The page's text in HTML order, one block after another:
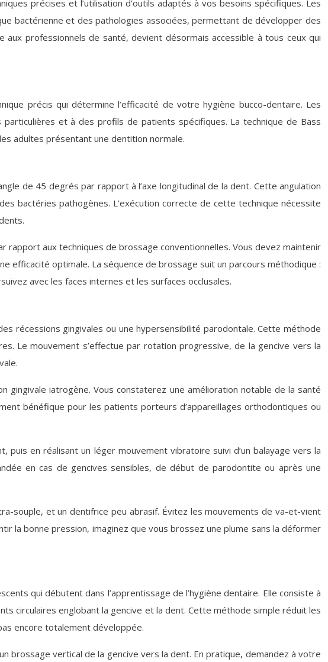
précises et l’utilisation d’outils adaptés à vos besoins spécifiques. Les
bactérienne et des pathologies associées, permettant de développer des
professionnels de santé, devient désormais accessible à tous ceux qui
précis qui détermine l’efficacité de votre hygiène bucco-dentaire. Les
et à des profils de patients spécifiques. La technique de Bass
adultes présentant une dentition normale.
de 45 degrés par rapport à l’axe longitudinal de la dent. Cette angulation
bactéries pathogènes. L’exécution correcte de cette technique nécessite
rapport aux techniques de brossage conventionnelles. Vous devez maintenir
efficacité optimale. La séquence de brossage suit un parcours méthodique :
avec les faces internes et les surfaces occlusales.
récessions gingivales ou une hypersensibilité parodontale. Cette méthode
Le mouvement s’effectue par rotation progressive, de la gencive vers la
gingivale iatrogène. Vous constaterez une amélioration notable de la santé
bénéfique pour les patients porteurs d’appareillages orthodontiques ou
en réalisant un léger mouvement vibratoire suivi d’un balayage vers la
en cas de gencives sensibles, de début de parodontite ou après une
souple, et un dentifrice peu abrasif. Évitez les mouvements de va-et-vient
la bonne pression, imaginez que vous brossez une plume sans la déformer
qui débutent dans l’apprentissage de l’hygiène dentaire. Elle consiste à
circulaires englobant la gencive et la dent. Cette méthode simple réduit les
encore totalement développée.
brossage vertical de la gencive vers la dent. En pratique, demandez à votre